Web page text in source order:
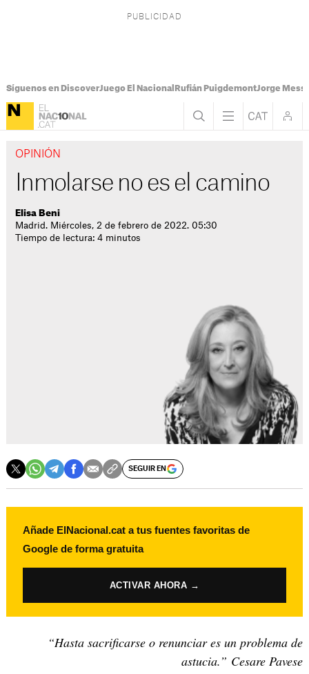
Síguenos en DiscoverJuego El Nacional Rufián PuigdemontJorge Messi
OPINIÓN
Inmolarse no es el camino
Elisa Beni
Madrid. Miércoles, 2 de febrero de 2022. 05:30
Tiempo de lectura: 4 minutos
SEGUIR EN
Añade ElNacional.cat a tus fuentes favoritas de
Google de forma gratuita
ACTIVAR AHORA →
“Hasta sacrificarse o renunciar es un problema de
astucia.” Cesare Pavese